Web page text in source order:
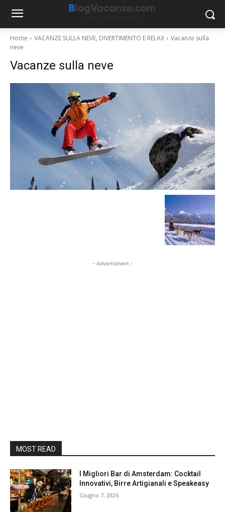
Home VACANZE SULLA NEVE, DIVERTIMENTO E RELAX
Vacanze sulla
neve
Vacanze sulla neve
- Advertisment -
MOST READ
I Migliori Bar di Amsterdam: Cocktail
Innovativi, Birre Artigianali e Speakeasy
Giugno 7, 2026